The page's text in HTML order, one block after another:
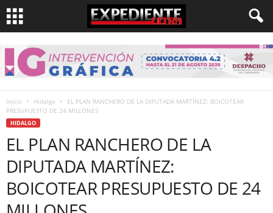
Inicio Hidalgo
EL PLAN RANCHERO DE LA DIPUTADA MARTÍNEZ: BOICOTEAR
PRESUPUESTO DE 24 MILLONES
HIDALGO
EL PLAN RANCHERO DE LA
DIPUTADA MARTÍNEZ:
BOICOTEAR PRESUPUESTO DE 24